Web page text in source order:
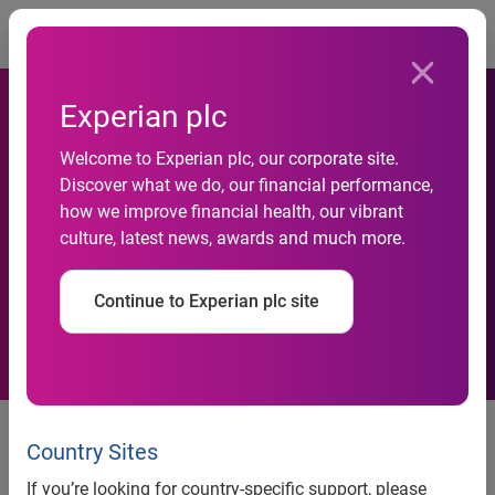
Experian plc
Welcome to Experian plc, our corporate site.
Discover what we do, our financial performance,
how we improve financial health, our vibrant
culture, latest news, awards and much more.
Continue to Experian plc site
Country Sites
If you’re looking for country-specific support, please
Atividade do comércio se
acelera em outubro, aponta
Serasa Experian
Resultado de outubro sinaliza
que Natal de 2010 será um dos